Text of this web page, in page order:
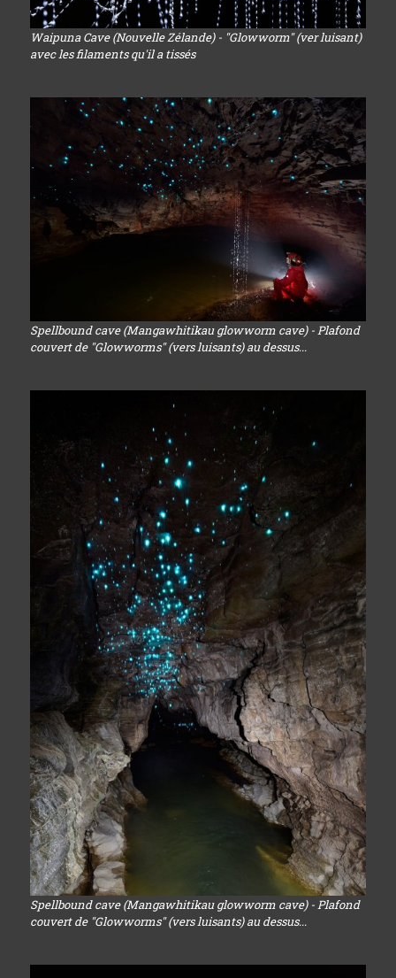
Waipuna Cave (Nouvelle Zélande) - "Glowworm" (ver luisant)
avec les filaments qu'il a tissés
Spellbound cave (Mangawhitikau glowworm cave) - Plafond
couvert de "Glowworms" (vers luisants) au dessus...
Spellbound cave (Mangawhitikau glowworm cave) - Plafond
couvert de "Glowworms" (vers luisants) au dessus...